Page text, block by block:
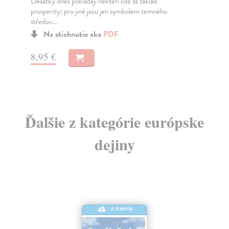
Zasielame do 12 dní
17,77 €
18,70 €
Ďalšie z kategórie európske
dejiny
E-KNIHA